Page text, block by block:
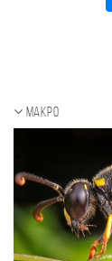
Макро